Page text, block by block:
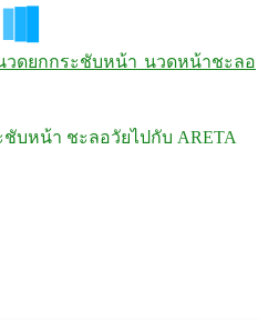
บหน้า ชะลอวัยไปกับ ARETA